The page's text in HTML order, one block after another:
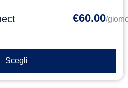
€60.00/
Scegli